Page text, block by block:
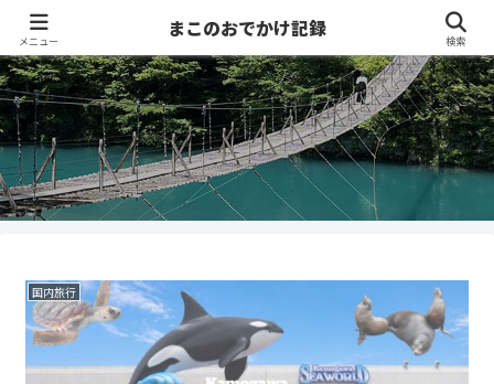
国内旅行
メニュー
まこのおでかけ記録
検索